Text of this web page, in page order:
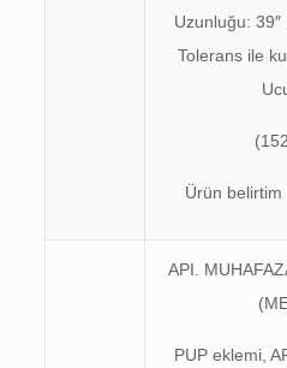
Uzunluğu:
Tolerans ile
Ürün belirtim
API.
PUP eklemi,